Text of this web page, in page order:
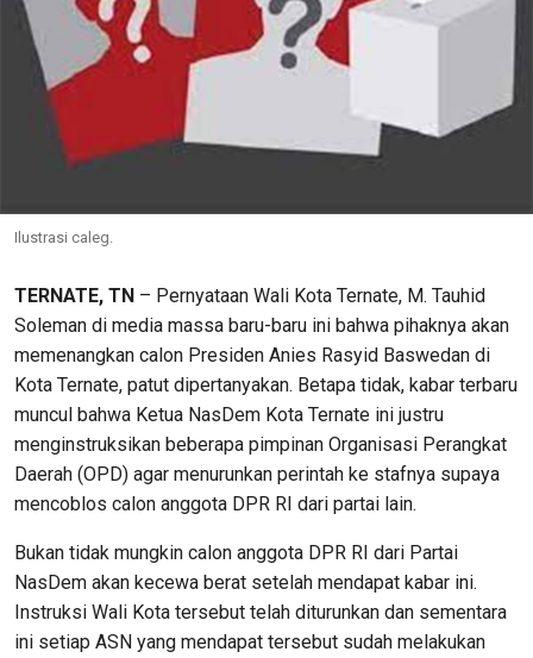
Ilustrasi caleg.
TERNATE, TN – Pernyataan Wali Kota Ternate, M. Tauhid
Soleman di media massa baru-baru ini bahwa pihaknya akan
memenangkan calon Presiden Anies Rasyid Baswedan di
Kota Ternate, patut dipertanyakan. Betapa tidak, kabar terbaru
muncul bahwa Ketua NasDem Kota Ternate ini justru
menginstruksikan beberapa pimpinan Organisasi Perangkat
Daerah (OPD) agar menurunkan perintah ke stafnya supaya
mencoblos calon anggota DPR RI dari partai lain.
Bukan tidak mungkin calon anggota DPR RI dari Partai
NasDem akan kecewa berat setelah mendapat kabar ini.
Instruksi Wali Kota tersebut telah diturunkan dan sementara
ini setiap ASN yang mendapat tersebut sudah melakukan